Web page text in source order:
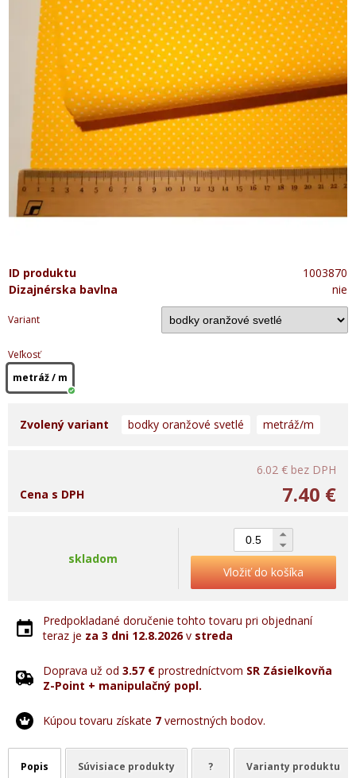
ID produktu
1003870
Dizajnérska bavlna
nie
Variant
Veľkosť
metráž / m
Zvolený variant bodky oranžové svetlé metráž/m
6.02 € bez DPH
7.40 €
Cena s DPH
skladom
Vložiť do košíka
Predpokladané doručenie tohto tovaru pri objednaní
teraz je za 3 dni 12.8.2026v streda
Doprava už od 3.57 € prostredníctvom SR Zásielkovňa
Z-Point + manipulačný popl.
Kúpou tovaru získate 7 vernostných bodov.
Popis Súvisiace produkty ? Varianty produktu